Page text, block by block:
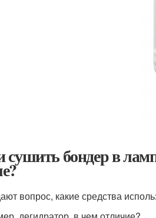
бондер в
вопрос, какие средства